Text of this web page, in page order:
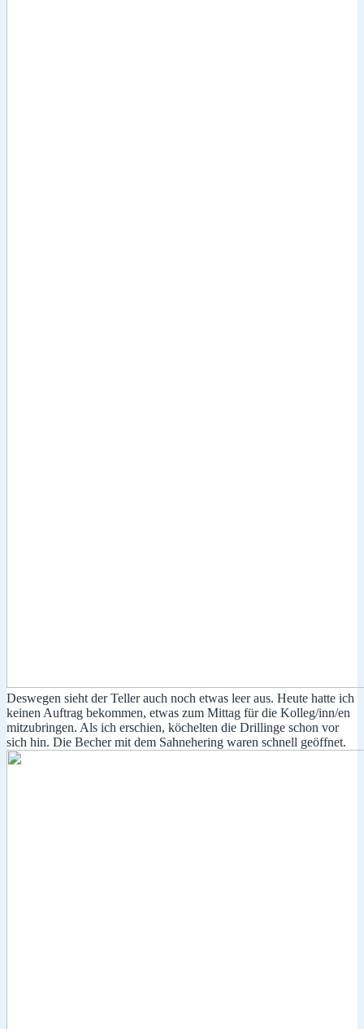
Deswegen sieht der Teller auch noch etwas leer aus. Heute hatte ich
keinen Auftrag bekommen, etwas zum Mittag für die Kolleg/inn/en
mitzubringen. Als ich erschien, köchelten die Drillinge schon vor
sich hin. Die Becher mit dem Sahnehering waren schnell geöffnet.